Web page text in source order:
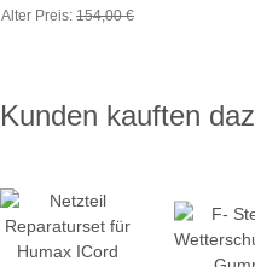
voll
Alter Preis: 154,00 €
-
Kunden kauften